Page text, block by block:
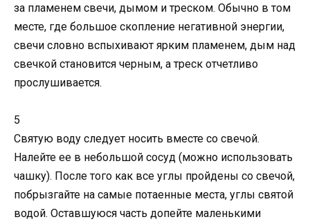
за пламенем свечи, дымом и треском. Обычно в том
месте, где большое скопление негативной энергии,
свечи словно вспыхивают ярким пламенем, дым над
свечкой становится черным, а треск отчетливо
прослушивается.
5
Святую воду следует носить вместе со свечой.
Налейте ее в небольшой сосуд (можно использовать
чашку). После того как все углы пройдены со свечой,
побрызгайте на самые потаенные места, углы святой
водой. Оставшуюся часть допейте маленькими